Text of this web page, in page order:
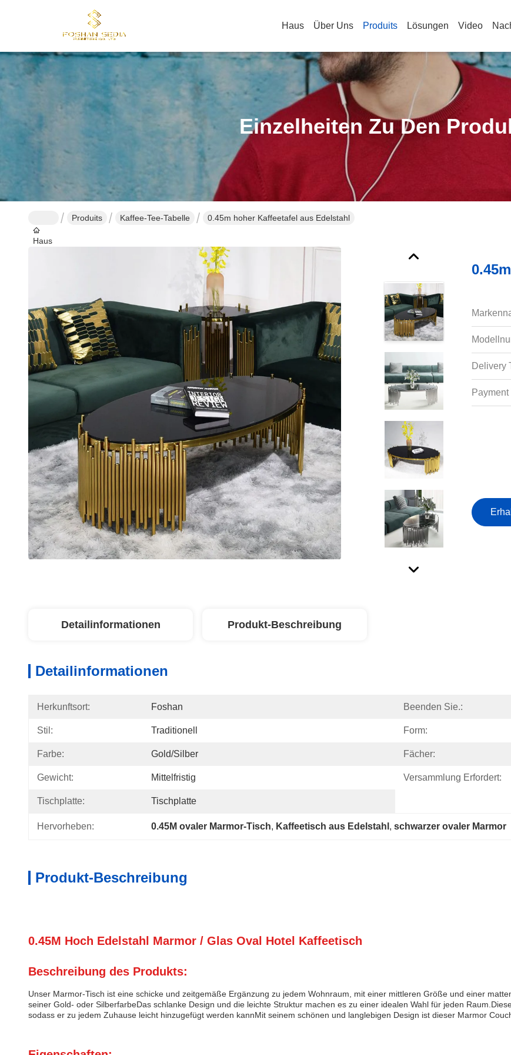
Haus Über Uns Produits Lösungen Video
Einzelheiten Zu Den
Haus
Produits Kaffee-Tee-Tabelle 0.45m hoher Kaffeetafel aus Edelstahl
Delivery
Payment
Detailinformationen Produkt-Beschreibung
Detailinformationen
Herkunftsort: Foshan Beenden Sie.:
Stil: Traditionell Form:
Farbe: Gold/Silber Fächer:
Gewicht: Mittelfristig Versammlung Erfordert:
Tischplatte: Tischplatte
Hervorheben: 0.45M ovaler Marmor-Tisch, Kaffeetisch aus Edelstahl , schwarzer ovaler Marmor
Produkt-Beschreibung
0.45M Hoch Edelstahl Marmor / Glas Oval Hotel Kaffeetisch
Beschreibung des Produkts:
Unser Marmor-Tisch ist eine schicke und zeitgemäße Ergänzung zu jedem Wohnraum, mit einer mittleren Größe und einer
seiner Gold- oder SilberfarbeDas schlanke Design und die leichte Struktur machen es zu einer idealen Wahl für jeden
sodass er zu jedem Zuhause leicht hinzugefügt werden kannMit seinem schönen und langlebigen Design ist dieser Marmor